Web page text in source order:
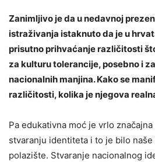
Zanimljivo je da u nedavnoj
istraživanja istaknuto da je u
prisutno prihvaćanje različitosti
za kulturu tolerancije, posebno i
nacionalnih manjina. Kako se
različitosti, kolika je njegova
Pa edukativna moć je vrlo
stvaranju identiteta i to je bilo
polazište. Stvaranje nacionalnog